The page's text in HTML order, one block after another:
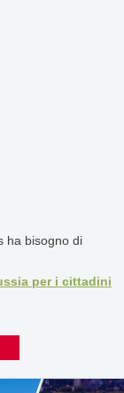
ha bisogno di
per i cittadini